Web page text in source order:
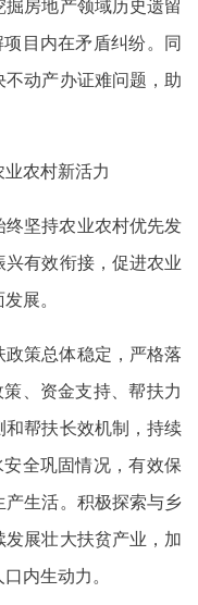
目内在矛盾纠纷。同
动产办证难问题，助
业农村新活力
坚持农业农村优先发
有效衔接，促进农业
展。
策总体稳定，严格落
、资金支持、帮扶力
帮扶长效机制，持续
全巩固情况，有效保
生活。积极探索与乡
展壮大扶贫产业，加
内生动力。